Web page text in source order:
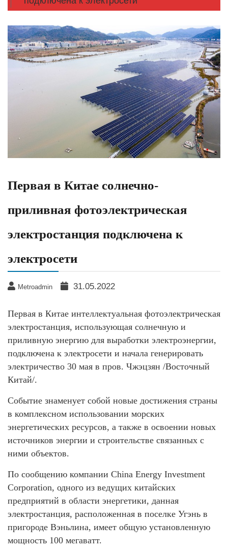
Первая в Китае солнечно-
приливная фотоэлектрическая
электростанция подключена к
электросети
Metroadmin 31.05.2022
Первая в Китае интеллектуальная фотоэлектрическая
электростанция, использующая солнечную и
приливную энергию для выработки электроэнергии,
подключена к электросети и начала генерировать
электричество 30 мая в пров. Чжэцзян /Восточный
Китай/.
Событие знаменует собой новые достижения страны
в комплексном использовании морских
энергетических ресурсов, а также в освоении новых
источников энергии и строительстве связанных с
ними объектов.
По сообщению компании China Energy Investment
Corporation, одного из ведущих китайских
предприятий в области энергетики, данная
электростанция, расположенная в поселке Угэнь в
пригороде Вэньлина, имеет общую установленную
мощность 100 мегаватт.